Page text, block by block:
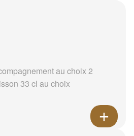
au choix 2
33 cl au choix